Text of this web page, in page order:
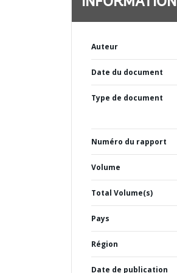
Auteur
Date du document
Type de document
Numéro du rapport
Volume
Total Volume(s)
Pays
Région
Date de publication